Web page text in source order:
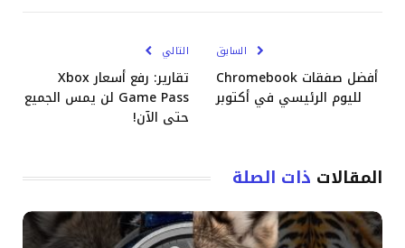
السابق
أفضل صفقات Chromebook
لليوم الرئيسي في أكتوبر
التالي
تقارير: رفع أسعار Xbox
Game Pass لن يمس الجميع
حتى الآن!
المقالات ذات الصلة